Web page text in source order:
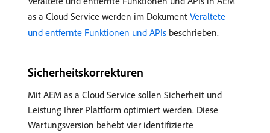
as a Cloud Service werden im Dokument Veraltete
und entfernte Funktionen und APIs beschrieben.
Sicherheitskorrekturen
Mit AEM as a Cloud Service sollen Sicherheit und
Leistung Ihrer Plattform optimiert werden. Diese
Wartungsversion behebt vier identifizierte